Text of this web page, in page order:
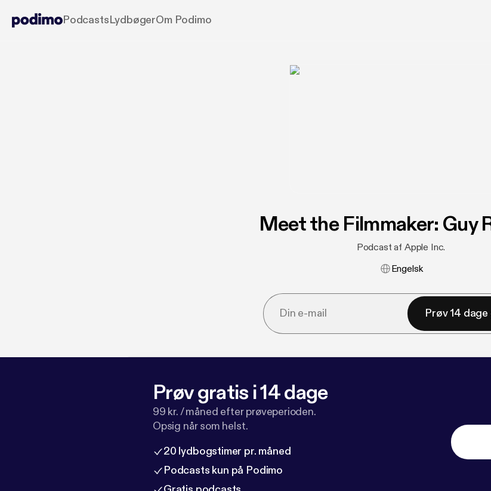
PodcastsLydbøgerOm Podimo
Meet the Filmmaker: Guy
Podcast af Apple Inc.
Engelsk
Prøv 14
Prøv gratis i 14 dage
99 kr. / måned efter prøveperioden.
Opsig når som helst.
20 lydbogstimer pr. måned
Podcasts kun på Podimo